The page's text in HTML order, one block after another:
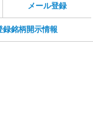
メール登録
録銘柄開示情報